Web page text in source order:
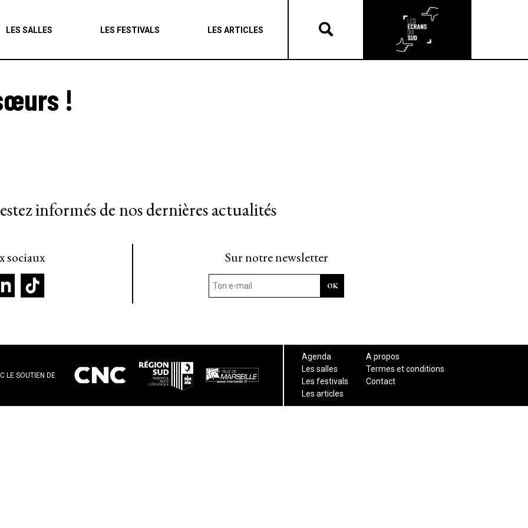
LES SALLES LES FESTIVALS LES ARTICLES
!
informés de nos dernières actualités
sociaux Sur notre newsletter
LE SOUTIEN DE
Agenda
Les salles
Les festivals
Les articles
A propos
Termes et conditions
Contact